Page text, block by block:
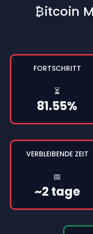
₿itcoin
FORTSCHRITT
⏳
81.55%
VERBLEIBENDE ZEIT
📅
~2 tage